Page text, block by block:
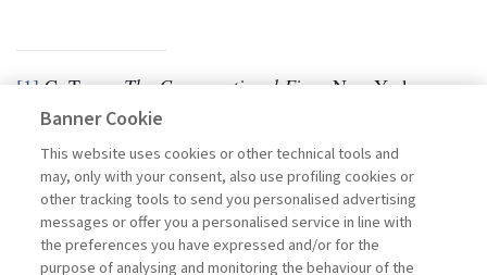
[1]C. Turco,The Conversational Firm, New York,
Columbia University Press, 2016.
Banner Cookie
This website uses cookies or other technical tools and
may, only with your consent, also use profiling cookies or
other tracking tools to send you personalised advertising
messages or offer you a personalised service in line with
the preferences you have expressed and/or for the
purpose of analysing and monitoring the behaviour of the